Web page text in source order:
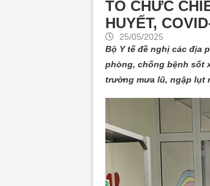
TỔ CHỨC
HUYẾT,
25/05/2025
Bộ Y tế đề nghị các địa
phòng, chống bệnh sốt
trường mưa lũ, ngập lụt